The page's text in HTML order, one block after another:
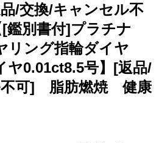
/交換/キャンセル不
別書付]プラチナ
リング指輪ダイヤ
ヤ0.01ct8.5号】[返品/
不可] 脂肪燃焼 健康